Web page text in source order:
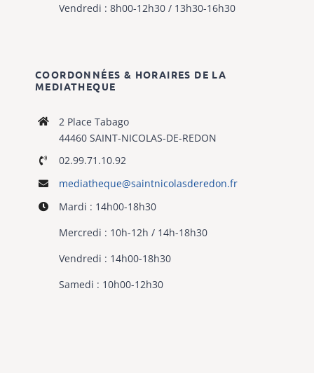
Vendredi : 8h00-12h30 / 13h30-16h30
COORDONNÉES & HORAIRES DE LA
MEDIATHEQUE
2 Place Tabago
44460 SAINT-NICOLAS-DE-REDON
02.99.71.10.92
mediatheque@saintnicolasderedon.fr
Mardi : 14h00-18h30
Mercredi : 10h-12h / 14h-18h30
Vendredi : 14h00-18h30
Samedi : 10h00-12h30